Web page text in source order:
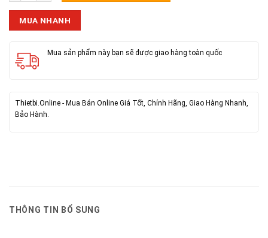
MUA NHANH
Mua sản phẩm này bạn sẽ được giao hàng toàn quốc
Thietbi.Online - Mua Bán Online Giá Tốt, Chính Hãng, Giao Hàng Nhanh,
Bảo Hành.
THÔNG TIN BỔ SUNG